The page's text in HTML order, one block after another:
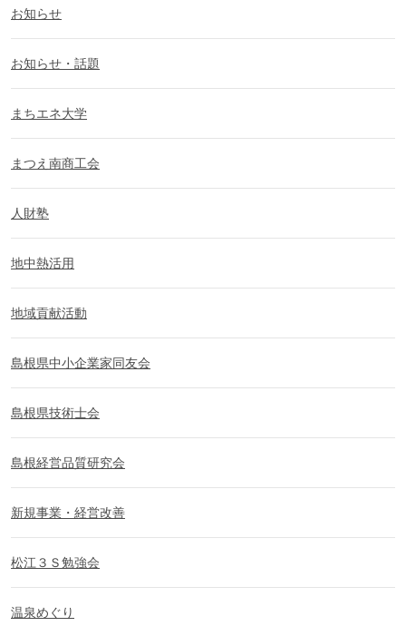
お知らせ
お知らせ・話題
まちエネ大学
まつえ南商工会
人財塾
地中熱活用
地域貢献活動
島根県中小企業家同友会
島根県技術士会
島根経営品質研究会
新規事業・経営改善
松江３Ｓ勉強会
温泉めぐり